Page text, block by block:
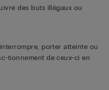
des buts illégaux ou
porter atteinte ou
tionnement de ceux-ci en